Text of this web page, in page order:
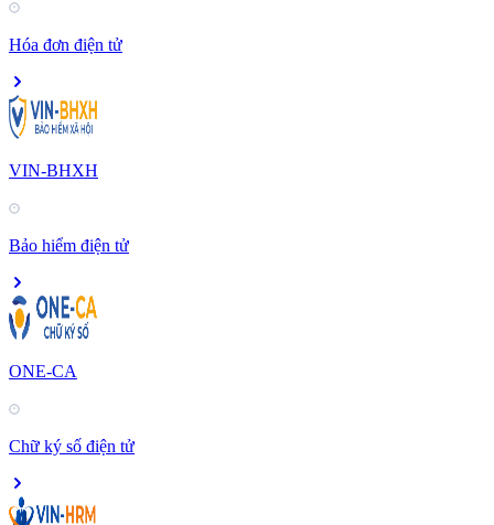
Hóa đơn điện tử
VIN-BHXH
Bảo hiểm điện tử
ONE-CA
Chữ ký số điện tử